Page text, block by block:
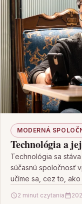
MODERNÁ
Technológia a
Technológia sa
súčasnú spoločnosť
učíme sa, cez to,
2 minut czytania